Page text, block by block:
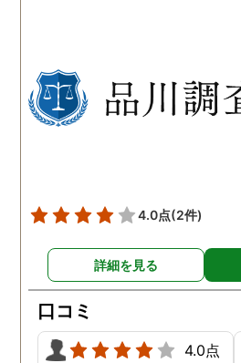
私が夫を疑うだけでは夫の
不倫の実態を知ることがで
きませんでしたので、真相
4.0点(2件)
詳細を見る
口コミ
4.0点